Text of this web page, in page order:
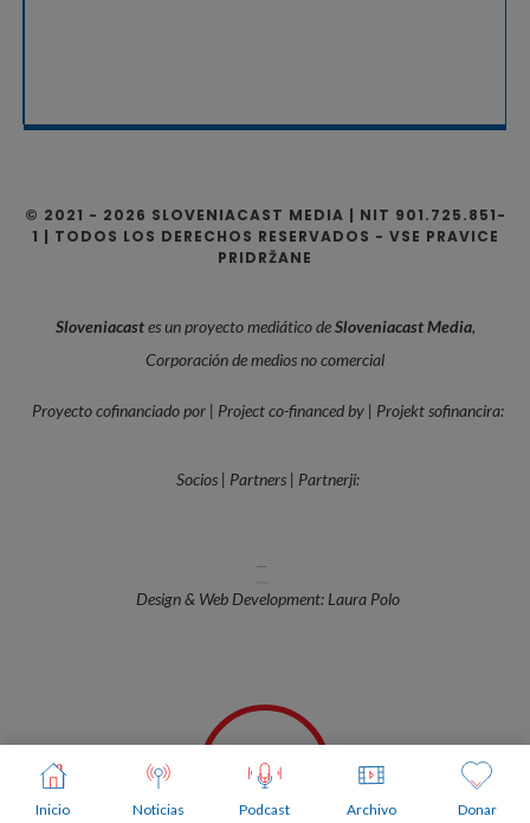
© 2021 - 2026 SLOVENIACAST MEDIA | NIT 901.725.851-
1 | TODOS LOS DERECHOS RESERVADOS - VSE PRAVICE
PRIDRŽANE
Sloveniacastes un proyecto mediático deSloveniacast Media,
Corporación de medios no comercial
Proyecto cofinanciado por | Project co-financed by | Projekt sofinancira:
Socios | Partners | Partnerji:
—
Design & Web Development: Laura Polo
Inicio Noticias Podcast Archivo Donar